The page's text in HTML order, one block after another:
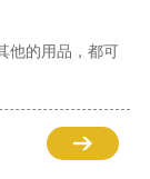
他的用品，都可